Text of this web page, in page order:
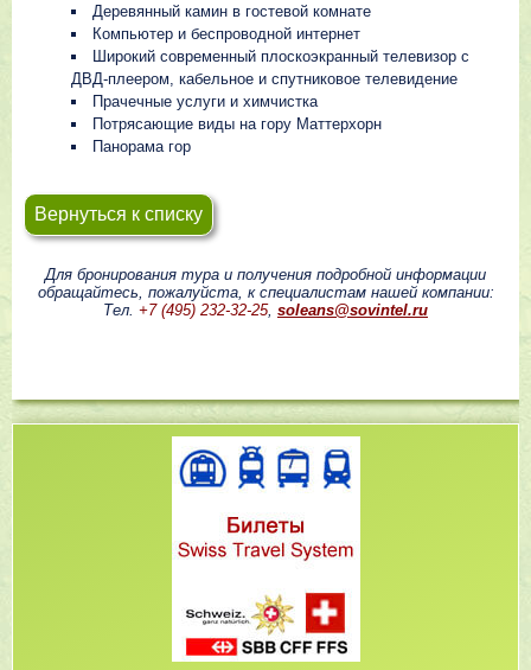
Деревянный камин в гостевой комнате
Компьютер и беспроводной интернет
Широкий современный плоскоэкранный телевизор с
ДВД-плеером, кабельное и спутниковое телевидение
Прачечные услуги и химчистка
Потрясающие виды на гору Маттерхорн
Панорама гор
Вернуться к списку
Для бронирования тура и получения подробной информации
обращайтесь, пожалуйста, к специалистам нашей компании:
Тел. +7 (495) 232-32-25, soleans@sovintel.ru